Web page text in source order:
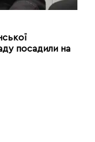
посадили на